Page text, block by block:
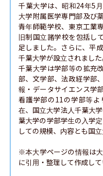
千葉大学は、昭和24年5
大学附属医学専門部及び
青年師範学校、東京工業
旧制国立諸学校を包括し
足しました。さらに、平
千葉大学が設立されました
千葉大学は学部等の拡充
部、文学部、法政経学部
報・データサイエンス学
看護学部の11の学部等
在、国立大学法人千葉大
葉大学の学部学生の入学
しての規模、内容とも国
※本大学ページの情報は
に引用・整理して作成して